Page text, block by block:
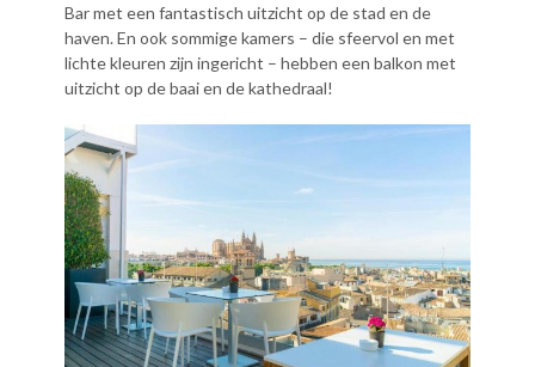
Bar met een fantastisch uitzicht op de stad en de
haven. En ook sommige kamers – die sfeervol en met
lichte kleuren zijn ingericht – hebben een balkon met
uitzicht op de baai en de kathedraal!